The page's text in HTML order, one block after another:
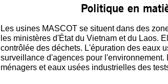
Politique en
Les usines MASCOT se situent dans des
les ministères d'État du Vietnam et du Laos.
contrôlée des déchets. L'épuration des eaux
surveillance d'agences pour
ménagers et eaux usées industrielles des